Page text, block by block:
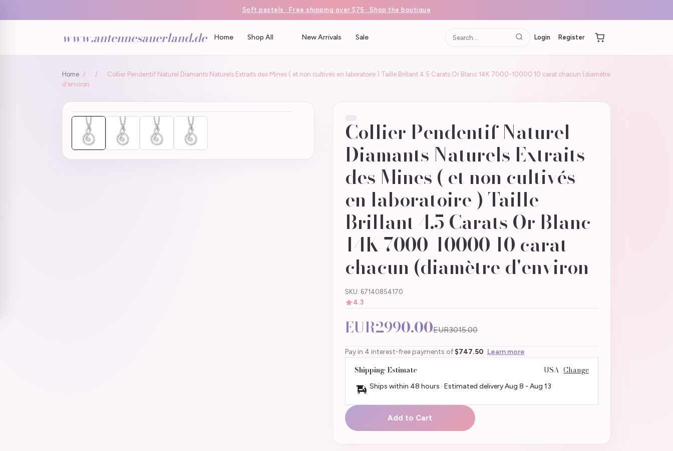
Soft pastels · Free shipping over $75 · Shop the boutique
www.antennesauerland.de Home Shop All New Arrivals Sale Login Register
Home / /
Collier Pendentif Naturel Diamants Naturels Extraits des Mines ( et non cultivés en laboratoire ) Taille Brillant 4.5 Carats Or Blanc 14K 7000-10000 10 carat chacun (diamètre
d'environ
Collier Pendentif Naturel
Diamants Naturels Extraits
des Mines ( et non cultivés
en laboratoire ) Taille
Brillant 4.5 Carats Or Blanc
14K 7000-10000 10 carat
chacun (diamètre d'environ
SKU: 67140854170
4.3
EUR2990.00EUR3015.00
Pay in 4 interest-free payments of $747.50 Learn more
Shipping Estimate USA Change
Ships within 48 hours · Estimated deliveryAug 8 - Aug 13
Add to Cart